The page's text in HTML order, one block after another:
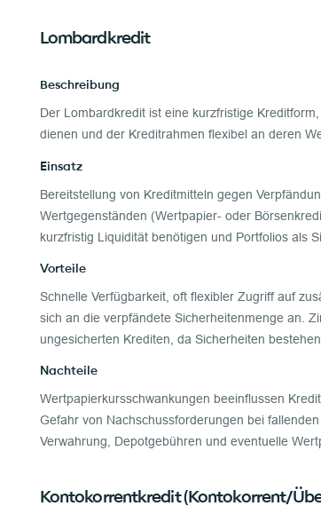
Lombardkredit
Beschreibung
Der Lombardkredit ist eine kurzfristige
dienen und der Kreditrahmen flexibel an deren
Einsatz
Bereitstellung von Kreditmitteln gegen
Wertgegenständen (Wertpapier- oder
kurzfristig Liquidität benötigen und Portfolios als
Vorteile
Schnelle Verfügbarkeit, oft flexibler Zugriff auf
sich an die verpfändete Sicherheitenmenge an.
ungesicherten Krediten, da Sicherheiten bestehen.
Nachteile
Wertpapierkursschwankungen beeinflussen
Gefahr von Nachschussforderungen bei
Verwahrung, Depotgebühren und eventuelle
Kontokorrentkredit (Kontokorrent/